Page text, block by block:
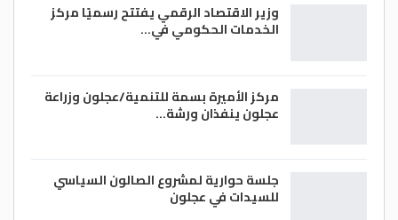
وزير الاقتصاد الرقمي يفتتح رسميًا مركز
الخدمات الحكومي في…
مركز الأميرة بسمة للتنمية/عجلون وزراعة
عجلون ينفذان ورشة…
جلسة حوارية لمشروع الصالون السياسي
للسيدات في عجلون